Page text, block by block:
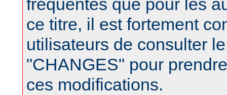
fréquentes que pour les
ce titre, il est fortement
utilisateurs de consulter
"CHANGES" pour
ces modifications.